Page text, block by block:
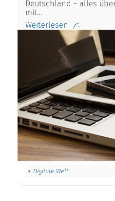
Deutschland - alles
mit…
Weiterlesen
Digitale Welt